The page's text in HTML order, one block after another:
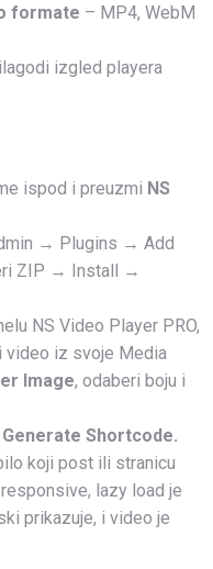
formate – MP4, WebM
izgled playera
ispod i preuzmi NS
→ Plugins → Add
ZIP → Install →
NS Video Player PRO,
video iz svoje Media
Image, odaberi boju i
Generate Shortcode.
koji post ili stranicu
lazy load je
prikazuje, i video je